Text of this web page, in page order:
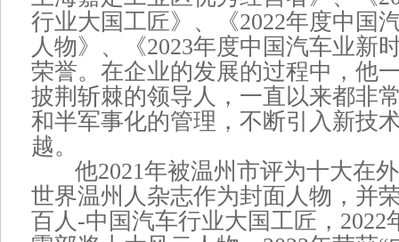
行业大国工匠》、《2022年度中国
人物》、《2023年度中国汽车业新
荣誉。在企业的发展的过程中，他
披荆斩棘的领导人，一直以来都非
和半军事化的管理，不断引入新技
越。
他2021年被温州市评为十大在
世界温州人杂志作为封面人物，并
百人-中国汽车行业大国工匠，2022